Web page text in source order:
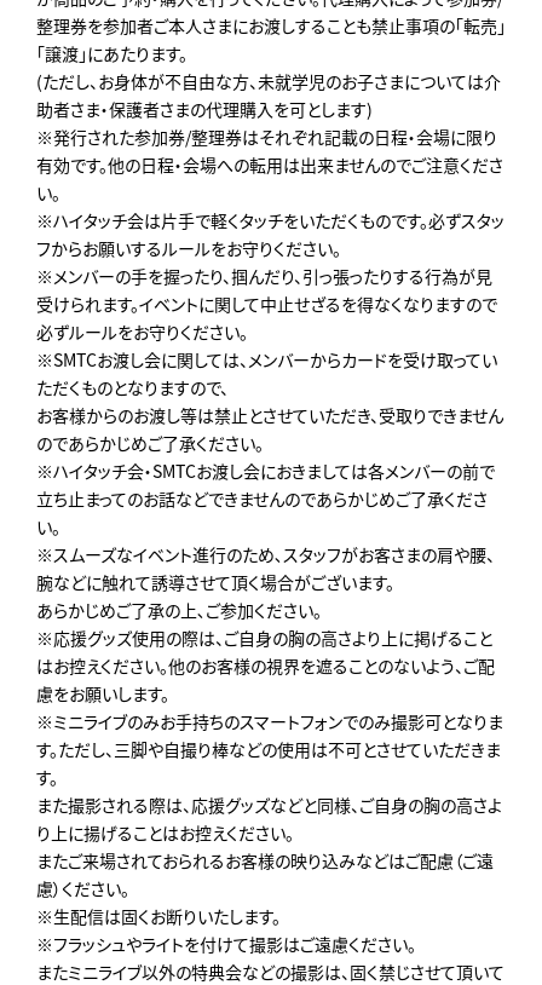
整理券を参加者ご本人さまにお渡しすることも禁止事項の「転売」
「譲渡」にあたります。
(ただし、お身体が不自由な方、未就学児のお子さまについては介
助者さま・保護者さまの代理購入を可とします)
※発行された参加券/整理券はそれぞれ記載の日程・会場に限り
有効です。他の日程・会場への転用は出来ませんのでご注意くださ
い。
※ハイタッチ会は片手で軽くタッチをいただくものです。必ずスタッ
フからお願いするルールをお守りください。
※メンバーの手を握ったり、掴んだり、引っ張ったりする行為が見
受けられます。イベントに関して中止せざるを得なくなりますので
必ずルールをお守りください。
※SMTCお渡し会に関しては、メンバーからカードを受け取ってい
ただくものとなりますので、
お客様からのお渡し等は禁止とさせていただき、受取りできません
のであらかじめご了承ください。
※ハイタッチ会・SMTCお渡し会におきましては各メンバーの前で
立ち止まってのお話などできませんのであらかじめご了承くださ
い。
※スムーズなイベント進行のため､スタッフがお客さまの肩や腰、
腕などに触れて誘導させて頂く場合がございます。
あらかじめご了承の上､ご参加ください。
※応援グッズ使用の際は、ご自身の胸の高さより上に掲げること
はお控えください。他のお客様の視界を遮ることのないよう、ご配
慮をお願いします。
※ミニライブのみお手持ちのスマートフォンでのみ撮影可となりま
す。ただし、三脚や自撮り棒などの使用は不可とさせていただきま
す。
また撮影される際は、応援グッズなどと同様、ご自身の胸の高さよ
り上に揚げることはお控えください。
またご来場されておられるお客様の映り込みなどはご配慮（ご遠
慮）ください。
※生配信は固くお断りいたします。
※フラッシュやライトを付けて撮影はご遠慮ください。
またミニライブ以外の特典会などの撮影は、固く禁じさせて頂いて